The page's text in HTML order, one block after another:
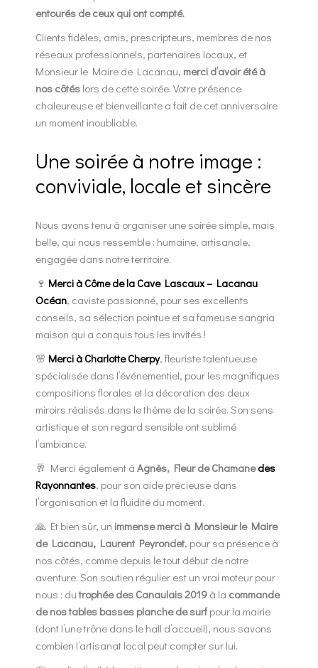
entourés de ceux qui ont compté.
Clients fidèles, amis, prescripteurs, membres de nos
réseaux professionnels, partenaires locaux, et
Monsieur le Maire de Lacanau, merci d’avoir été à
nos côtés lors de cette soirée. Votre présence
chaleureuse et bienveillante a fait de cet anniversaire
un moment inoubliable.
Une soirée à notre image :
conviviale, locale et sincère
Nous avons tenu à organiser une soirée simple, mais
belle, qui nous ressemble : humaine, artisanale,
engagée dans notre territoire.
🍷 Merci à Côme de la Cave Lascaux – Lacanau
Océan, caviste passionné, pour ses excellents
conseils, sa sélection pointue et sa fameuse sangria
maison qui a conquis tous les invités !
🌸Merci à Charlotte Cherpy, fleuriste talentueuse
spécialisée dans l’événementiel, pour les magnifiques
compositions florales et la décoration des deux
miroirs réalisés dans le thème de la soirée. Son sens
artistique et son regard sensible ont sublimé
l’ambiance.
🥂 Merci également àAgnès, Fleur de Chamanedes
Rayonnantes, pour son aide précieuse dans
l’organisation et la fluidité du moment.
🙏 Et bien sûr, un immense merci à Monsieur le Maire
de Lacanau, Laurent Peyrondet, pour sa présence à
nos côtés, comme depuis le tout début de notre
aventure. Son soutien régulier est un vrai moteur pour
nous : dutrophée des Canaulais 2019 à la commande
de nos tables basses planche de surf pour la mairie
(dont l’une trône dans le hall d’accueil), nous savons
combien l’artisanat local peut compter sur lui.